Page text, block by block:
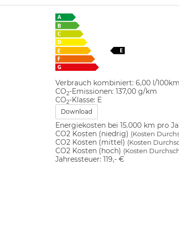
Verbrauch kombiniert: 6,00 l/100km
CO2-Emissionen: 137,00 g/km
CO2-Klasse: E
Download
Energiekosten bei 15.000 km pro
CO2 Kosten (niedrig) (Kosten
CO2 Kosten (mittel) (Kosten
CO2 Kosten (hoch) (Kosten
Jahressteuer: 119,- €